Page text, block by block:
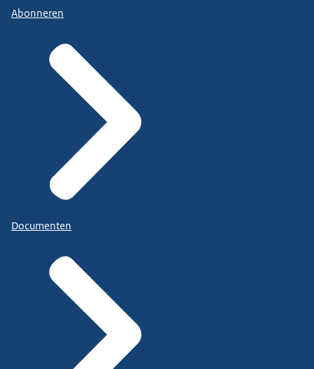
Abonneren
Documenten